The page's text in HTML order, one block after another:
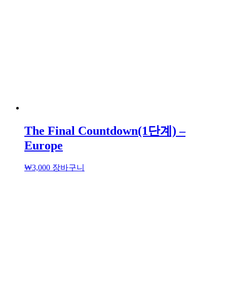
The Final Countdown(1단계) –
Europe
₩3,000 장바구니